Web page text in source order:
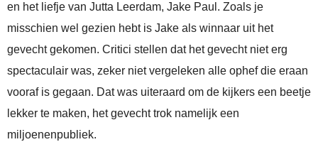
en het liefje van Jutta Leerdam, Jake Paul. Zoals je
misschien wel gezien hebt is Jake als winnaar uit het
gevecht gekomen. Critici stellen dat het gevecht niet erg
spectaculair was, zeker niet vergeleken alle ophef die eraan
vooraf is gegaan. Dat was uiteraard om de kijkers een beetje
lekker te maken, het gevecht trok namelijk een
miljoenenpubliek.